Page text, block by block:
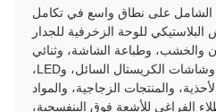
الشامل على نطاق واسع في تكامل
للوحة الزخرفية للجدار
والخشب، وطباعة الشاشة، وثنائي
الفينيل متعدد الكلور، وشاشات الكريستال السائل، وLED،
والمنتجات الزجاجية، والمواد
الفراغي للأشعة فوق البنفسجية،